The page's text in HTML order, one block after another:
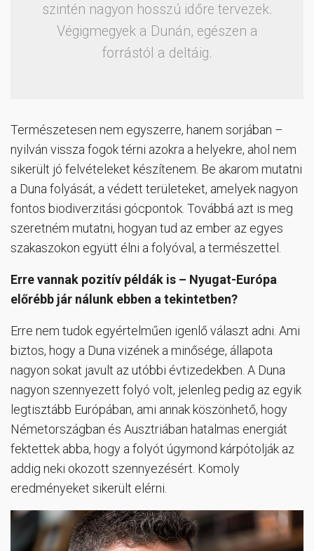
szintén nagyon hosszú időre tervezek.
Végigmegyek a Dunán, egészen a
forrástól a deltáig.
Természetesen nem egyszerre, hanem sorjában –
nyilván vissza fogok térni azokra a helyekre, ahol nem
sikerült jó felvételeket készítenem. Be akarom mutatni
a Duna folyását, a védett területeket, amelyek nagyon
fontos biodiverzitási gócpontok. Továbbá azt is meg
szeretném mutatni, hogyan tud az ember az egyes
szakaszokon együtt élni a folyóval, a természettel.
Erre vannak pozitív példák is – Nyugat-Európa
előrébb jár nálunk ebben a tekintetben?
Erre nem tudok egyértelműen igenlő választ adni. Ami
biztos, hogy a Duna vizének a minősége, állapota
nagyon sokat javult az utóbbi évtizedekben. A Duna
nagyon szennyezett folyó volt, jelenleg pedig az egyik
legtisztább Európában, ami annak köszönhető, hogy
Németországban és Ausztriában hatalmas energiát
fektettek abba, hogy a folyót úgymond kárpótolják az
addig neki okozott szennyezésért. Komoly
eredményeket sikerült elérni.